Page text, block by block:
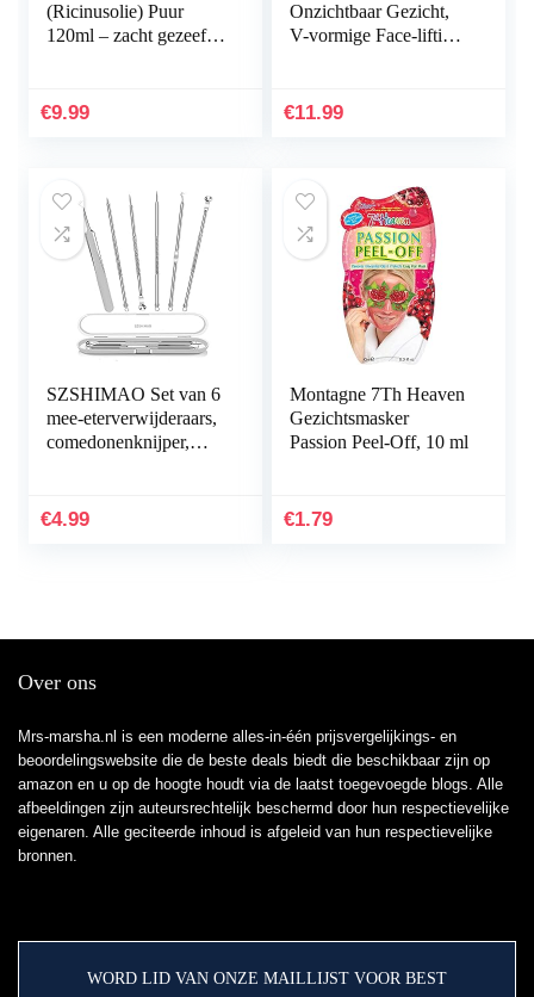
(Ricinusolie) Puur
120ml – zacht gezeefd
natuurlijk serum
€9.99
Onzichtbaar Gezicht,
V-vormige Face-lifting
en Oogliftset voor
€11.99
SZSHIMAO Set van 6
mee-eterverwijderaars,
comedonenknijper,
whiteheads voor…
€4.99
Montagne 7Th Heaven
Gezichtsmasker
Passion Peel-Off, 10 ml
€1.79
Over ons
Mrs-marsha.nl is een moderne alles-in-één prijsvergelijkings- en
beoordelingswebsite die de beste deals biedt die beschikbaar zijn op
amazon en u op de hoogte houdt via de laatst toegevoegde blogs. Alle
afbeeldingen zijn auteursrechtelijk beschermd door hun respectievelijke
eigenaren. Alle geciteerde inhoud is afgeleid van hun respectievelijke
bronnen.
WORD LID VAN ONZE MAILLIJST VOOR BEST